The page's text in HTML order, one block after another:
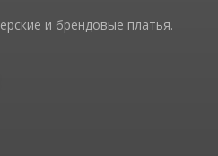
и брендовые платья.